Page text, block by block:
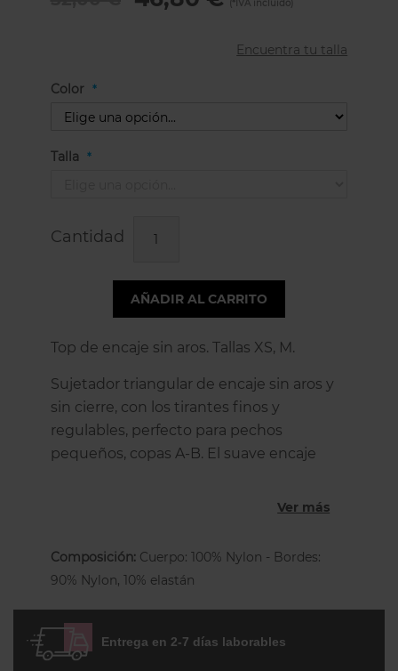
Encuentra tu talla
Color
Talla
Cantidad
AÑADIR AL CARRITO
Top de encaje sin aros. Tallas XS, M.
Sujetador triangular de encaje sin aros y
sin cierre, con los tirantes finos y
regulables, perfecto para pechos
pequeños, copas A-B. El suave encaje
pecho dándole una sujeción y apoyo
desliza por la cabeza y los tirantes se
ajustan con un aplique de plástico, no
tiene ninguna pieza metálica. Un éxito de
ventas gracias a sus acabados
impecables y a su corte sensual y
Ver más
Composición: Cuerpo: 100% Nylon - Bordes:
90% Nylon, 10% elastán
Entrega en 2-7 días laborables